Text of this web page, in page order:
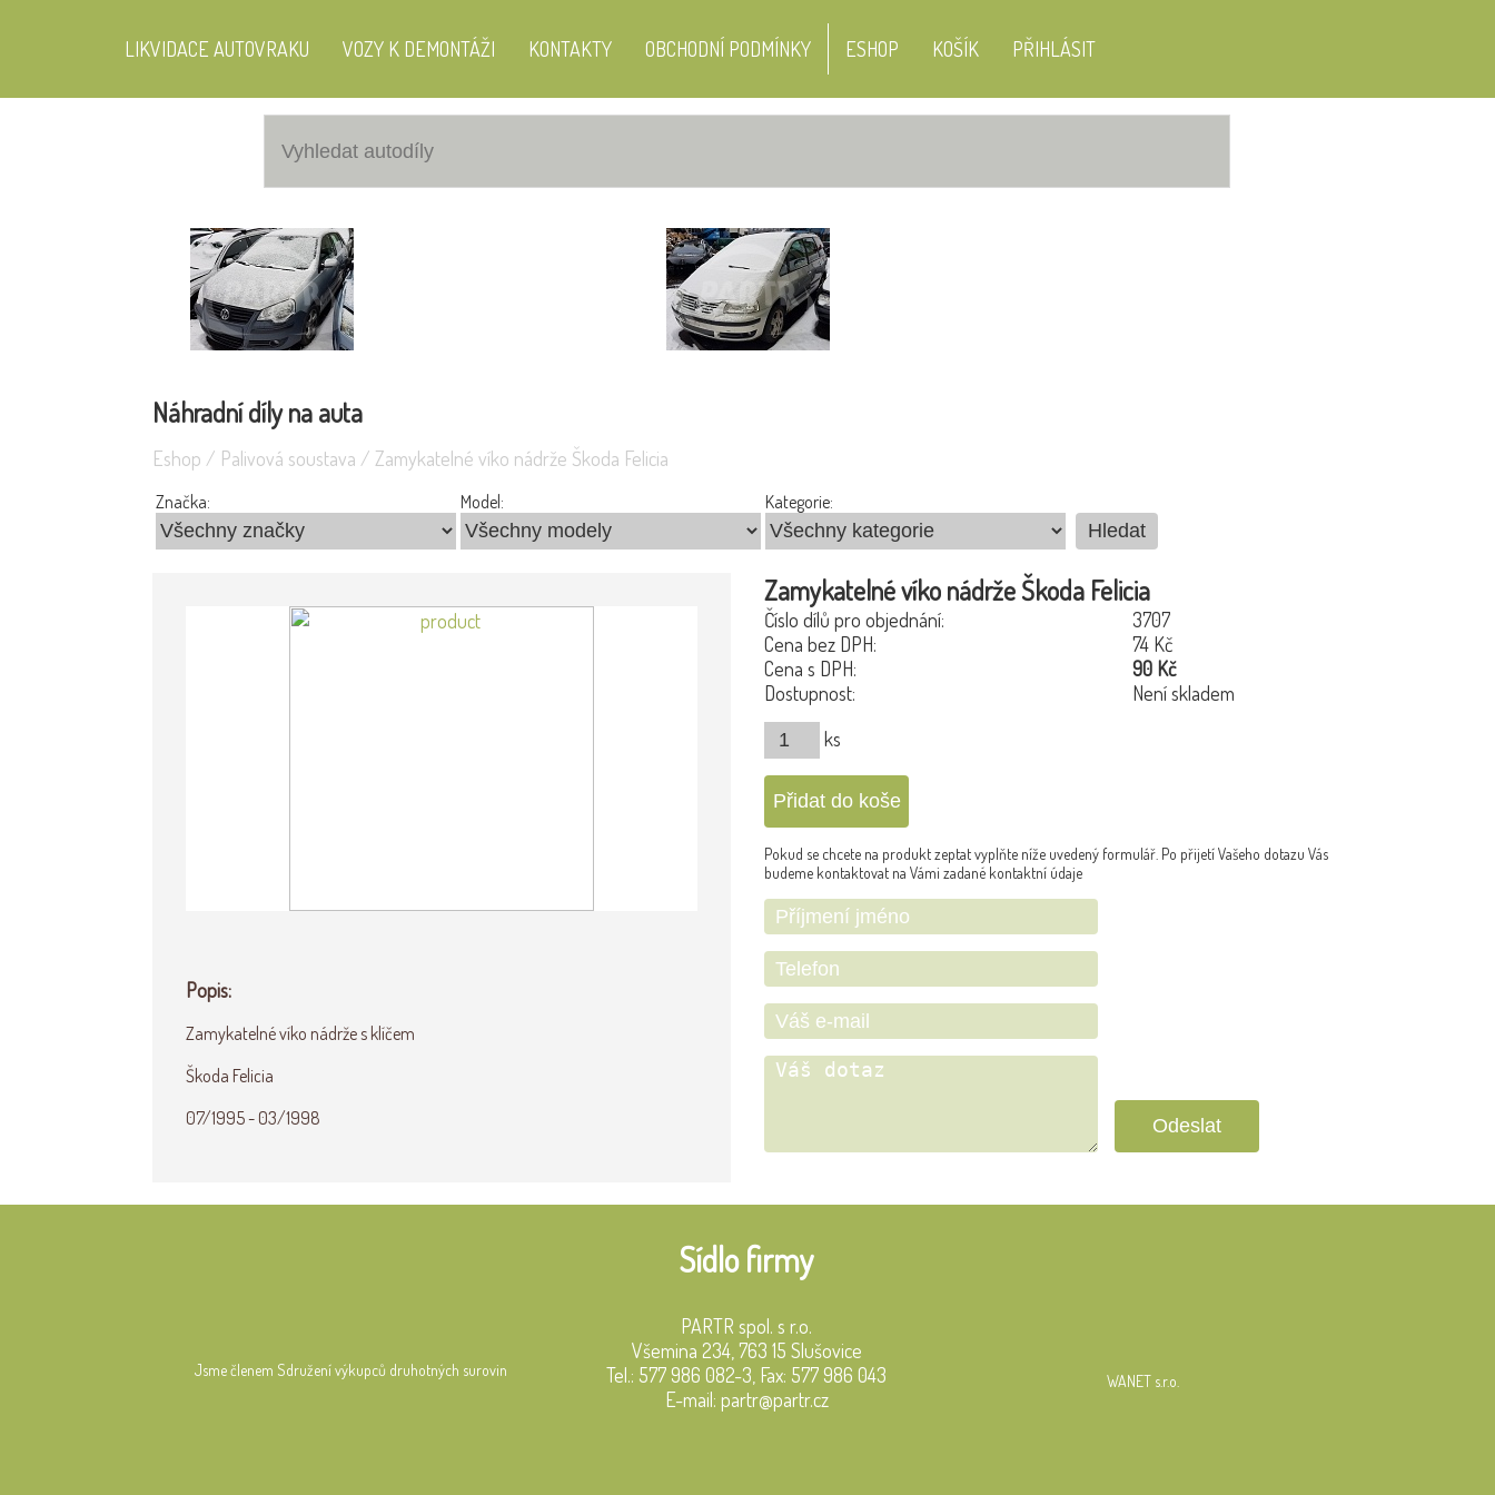
LIKVIDACE AUTOVRAKU VOZY K DEMONTÁŽI KONTAKTY OBCHODNÍ PODMÍNKY ESHOP KOŠÍK PŘIHLÁSIT
Náhradní díly na auta
Eshop / Palivová soustava / Zamykatelné víko nádrže Škoda Felicia
Značka: Model: Kategorie:
Popis:
Zamykatelné víko nádrže s klíčem
Škoda Felicia
07/1995 - 03/1998
Zamykatelné víko nádrže Škoda Felicia
Číslo dílů pro objednání:
3707
Cena bez DPH:
74 Kč
Cena s DPH:
90 Kč
Dostupnost:
Není skladem
ks
Pokud se chcete na produkt zeptat vyplňte níže uvedený formulář. Po přijetí Vašeho dotazu Vás
budeme kontaktovat na Vámi zadané kontaktní údaje
Jsme členem Sdružení výkupců druhotných surovin
Sídlo firmy
PARTR spol. s r.o.
Všemina 234, 763 15 Slušovice
Tel.: 577 986 082-3, Fax: 577 986 043
E-mail: partr@partr.cz
WANET s.r.o.